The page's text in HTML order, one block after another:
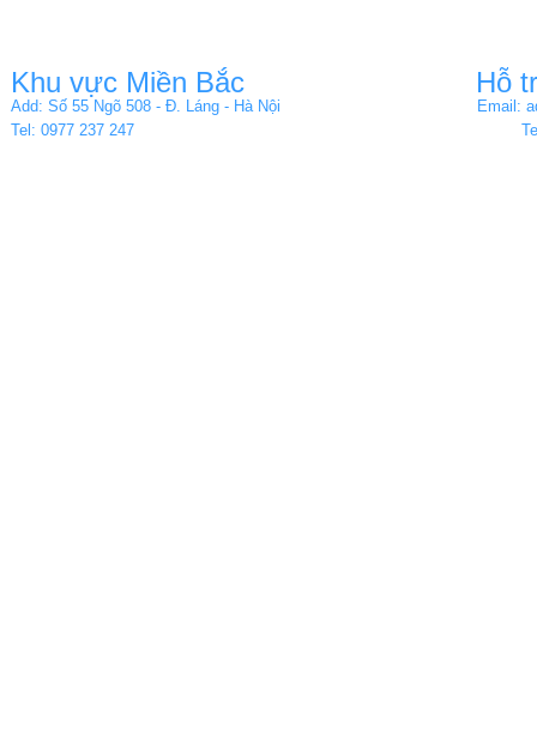
Khu vực Miền Bắc
Add: Số 55 Ngõ 508 - Đ. Láng - Hà Nội
Tel: 0977 237 247
Hỗ
Email: